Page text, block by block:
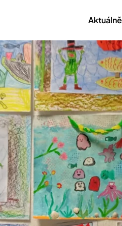
Aktuálně